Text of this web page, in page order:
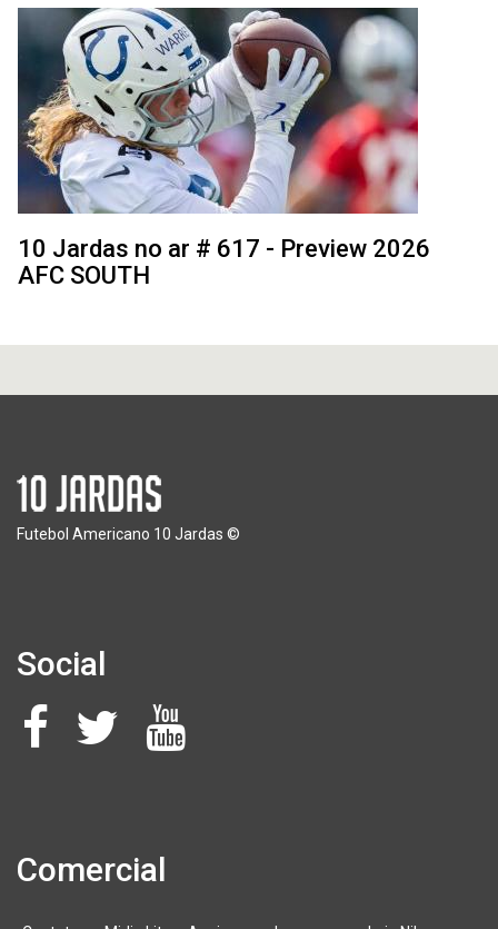
10 Jardas no ar # 617 - Preview 2026
AFC SOUTH
Futebol Americano 10 Jardas ©
Social
Comercial